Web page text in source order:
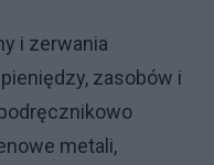
i zerwania
zasobów i
metali,